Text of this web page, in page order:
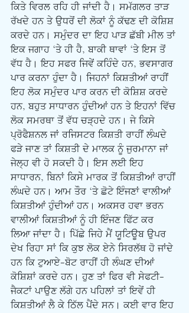
ਕਿਤੇ ਵਿਰਲ ਰਹਿ ਹੀ ਜਾਂਦੀ ਹੈ। ਸਮੱਗਲਰ ਤਾੜ
ਰੱਖਦੇ ਹਨ ਤੇ ਉਧਰੋਂ ਦੀ ਲੋਕਾਂ ਨੂੰ ਕੱਢਣ ਦੀ ਕੋਸ਼ਿਸ਼
ਕਰਦੇ ਹਨ। ਸਮੁੰਦਰ ਦਾ ਇਹ ਪਾੜ ਛੱਬੀ ਮੀਲ ਤਾਂ
ਇਕ ਜਗਾਹ ‘ਤੇ ਹੀ ਹੈ, ਬਾਕੀ ਥਾਵਾਂ ‘ਤੇ ਇਸ ਤੋਂ
ਵੱਧ ਹੈ। ਇਹ ਸਫਰ ਜਿਵੇਂ ਕਹਿੰਦੇ ਹਨ, ਭਵਸਾਗਰ
ਪਾਰ ਕਰਨਾ ਹੁੰਦਾ ਹੈ। ਜਿਹਨਾਂ ਕਿਸ਼ਤੀਆਂ ਰਾਹੀਂ
ਇਹ ਲੋਕ ਸਮੁੰਦਰ ਪਾਰ ਕਰਨ ਦੀ ਕੋਸ਼ਿਸ਼ ਕਰਦੇ
ਹਨ, ਬਹੁਤ ਸਾਧਾਰਨ ਹੁੰਦੀਆਂ ਹਨ ਤੇ ਇਹਨਾਂ ਵਿੱਚ
ਲੋਕ ਸਮਰਥਾ ਤੋਂ ਵੱਧ ਚੜ੍ਹਦੇ ਹਨ। ਜੇ ਕਿਸੇ
ਪ੍ਰੋਫੈਸ਼ਨਲ ਜਾਂ ਰਜਿਸਟਰ ਕਿਸ਼ਤੀ ਰਾਹੀਂ ਲੰਘਦੇ
ਫੜੇ ਜਾਣ ਤਾਂ ਕਿਸ਼ਤੀ ਦੇ ਮਾਲਕ ਨੂੰ ਜੁਰਮਾਨਾ ਜਾਂ
ਜੇਲ੍ਹ ਵੀ ਹੋ ਸਕਦੀ ਹੈ। ਇਸ ਲਈ ਇਹ
ਸਾਧਾਰਨ, ਬਿਨਾਂ ਕਿਸੇ ਮਾਰਕ ਤੋਂ ਕਿਸ਼ਤੀਆਂ ਰਾਹੀਂ
ਲੰਘਦੇ ਹਨ। ਆਮ ਤੌਰ ‘ਤੇ ਛੋਟੇ ਇੰਜਣਾਂ ਵਾਲੀਆਂ
ਕਿਸ਼ਤੀਆਂ ਹੁੰਦੀਆਂ ਹਨ। ਅਕਸਰ ਹਵਾ ਭਰਨ
ਵਾਲੀਆਂ ਕਿਸ਼ਤੀਆਂ ਨੂੰ ਹੀ ਇੰਜਣ ਫਿੱਟ ਕਰ
ਲਿਆ ਜਾਂਦਾ ਹੈ। ਪਿੱਛੇ ਜਿਹੇ ਮੈਂ ਯੂਟਿਊਬ ਉਪਰ
ਦੇਖ ਰਿਹਾ ਸਾਂ ਕਿ ਕੁਝ ਲੋਕ ਏਨੇ ਸਿਰਲੱਥ ਹੋ ਜਾਂਦੇ
ਹਨ ਕਿ ਟੁਆਏ-ਬੋਟ ਰਾਹੀਂ ਹੀ ਲੰਘਣ ਦੀਆਂ
ਕੋਸ਼ਿਸ਼ਾਂ ਕਰਦੇ ਹਨ। ਹੁਣ ਤਾਂ ਫਿਰ ਵੀ ਸੇਫਟੀ-
ਜੈਕਟਾਂ ਪਾਉਣ ਲੱਗੇ ਹਨ ਪਹਿਲਾਂ ਤਾਂ ਇਵੇਂ ਹੀ
ਕਿਸ਼ਤੀਆਂ ਲੈ ਕੇ ਠਿੱਲ ਪੈਂਦੇ ਸਨ। ਕਈ ਵਾਰ ਇਹ